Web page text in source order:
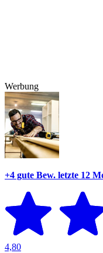
Werbung
+4 gute Bew. letzte 12
4,80